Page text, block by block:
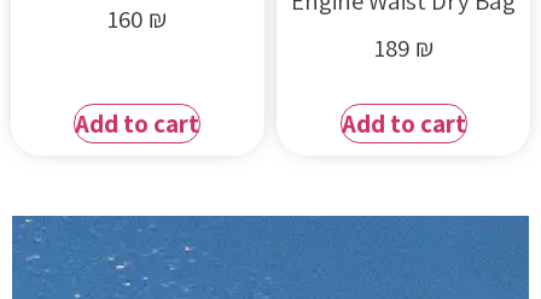
189 ₪
Add to cart
160 ₪
Add to cart